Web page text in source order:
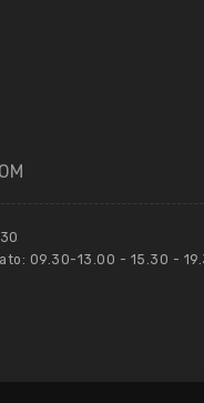
09.30-13.00 - 15.30 -